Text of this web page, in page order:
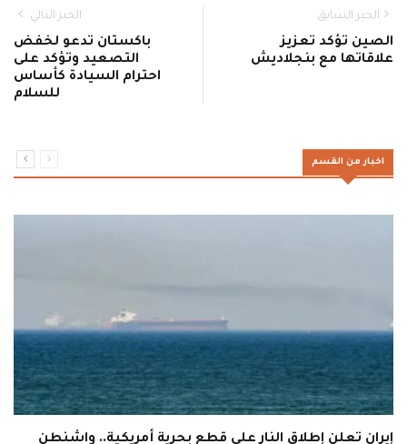
الخبر السابق
الصين تؤكد تعزيز
علاقاتها مع بنجلاديش
الخبر التالي
باكستان تدعو لخفض
التصعيد وتؤكد على
احترام السيادة كأساس
للسلام
اخبار من القسم
إيران تعلن إطلاق النار على قطع بحرية أمريكية.. واشنطن